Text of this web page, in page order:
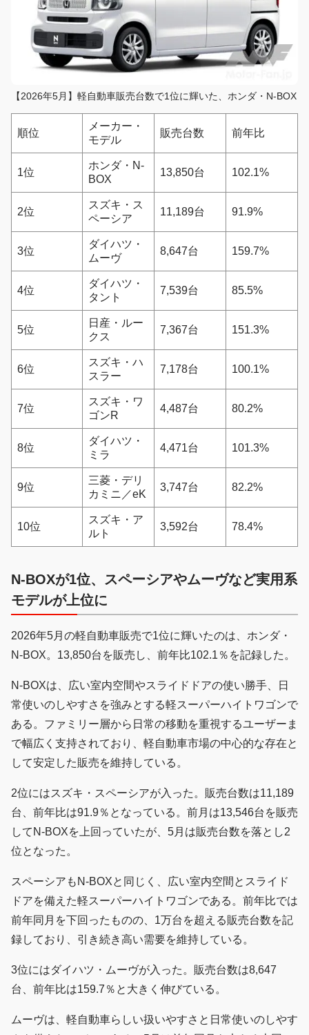
【2026年5月】軽自動車販売台数で1位に輝いた、ホンダ・N-BOX
順位
メーカー・
モデル
販売台数 前年比
1位
ホンダ・N-
BOX
13,850台 102.1%
2位
スズキ・ス
ペーシア
11,189台 91.9%
3位
ダイハツ・
ムーヴ
8,647台 159.7%
4位
ダイハツ・
タント
7,539台 85.5%
5位
日産・ルー
クス
7,367台 151.3%
6位
スズキ・ハ
スラー
7,178台 100.1%
7位
スズキ・ワ
ゴンR
4,487台 80.2%
8位
ダイハツ・
ミラ
4,471台 101.3%
9位
三菱・デリ
カミニ／eK
3,747台 82.2%
10位
スズキ・ア
ルト
3,592台 78.4%
N-BOXが1位、スペーシアやムーヴなど実用系
モデルが上位に
2026年5月の軽自動車販売で1位に輝いたのは、ホンダ・
N-BOX。13,850台を販売し、前年比102.1％を記録した。
N-BOXは、広い室内空間やスライドドアの使い勝手、日
常使いのしやすさを強みとする軽スーパーハイトワゴンで
ある。ファミリー層から日常の移動を重視するユーザーま
で幅広く支持されており、軽自動車市場の中心的な存在と
して安定した販売を維持している。
2位にはスズキ・スペーシアが入った。販売台数は11,189
台、前年比は91.9％となっている。前月は13,546台を販売
してN-BOXを上回っていたが、5月は販売台数を落とし2
位となった。
スペーシアもN-BOXと同じく、広い室内空間とスライド
ドアを備えた軽スーパーハイトワゴンである。前年比では
前年同月を下回ったものの、1万台を超える販売台数を記
録しており、引き続き高い需要を維持している。
3位にはダイハツ・ムーヴが入った。販売台数は8,647
台、前年比は159.7％と大きく伸びている。
ムーヴは、軽自動車らしい扱いやすさと日常使いのしやす